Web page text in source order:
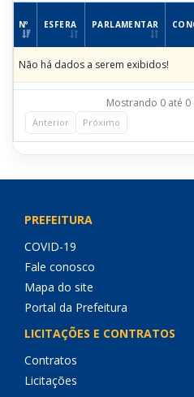
Nº ESFERA PARLAMENTAR
Não há dados a serem exibidos!
Mostrando 0 até
Anterior Próximo
PREFEITURA
COVID-19
Fale conosco
Mapa do site
Portal da Prefeitura
LICITAÇÕES E CONTRATOS
Contratos
Licitações